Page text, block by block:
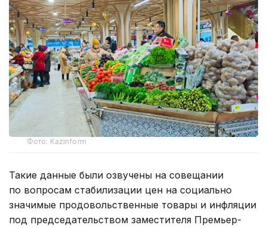
Фото: Kazinform
Такие данные были озвучены на совещании
по вопросам стабилизации цен на социально
значимые продовольственные товары и инфляции
под председательством заместителя Премьер-